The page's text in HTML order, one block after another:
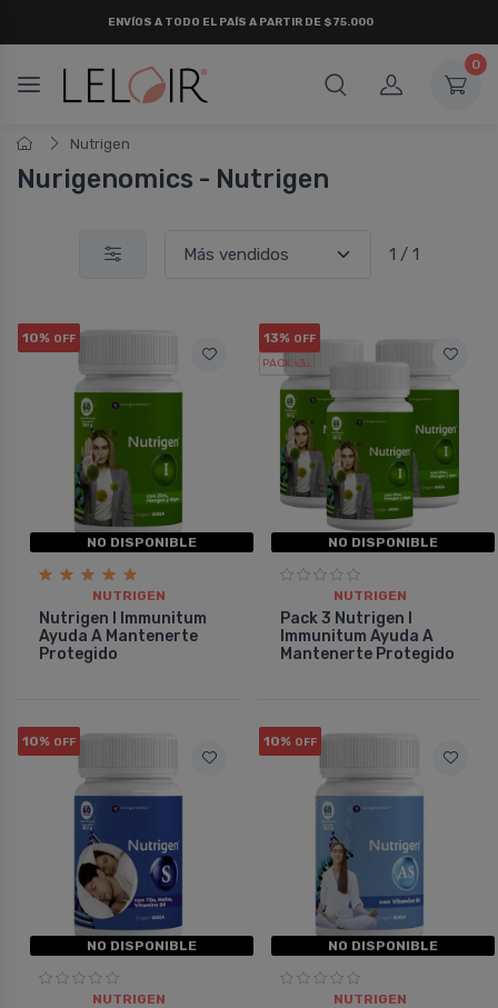
ENVÍOS A TODO EL PAÍS A PARTIR DE $75.000
0
Nutrigen
Nurigenomics - Nutrigen
1 / 1
10% OFF
NO DISPONIBLE
NUTRIGEN
Nutrigen I Immunitum
Ayuda A Mantenerte
Protegido
13% OFF
PACK x3u.
NO DISPONIBLE
NUTRIGEN
Pack 3 Nutrigen I
Immunitum Ayuda A
Mantenerte Protegido
10% OFF
NO DISPONIBLE
NUTRIGEN
10% OFF
NO DISPONIBLE
NUTRIGEN